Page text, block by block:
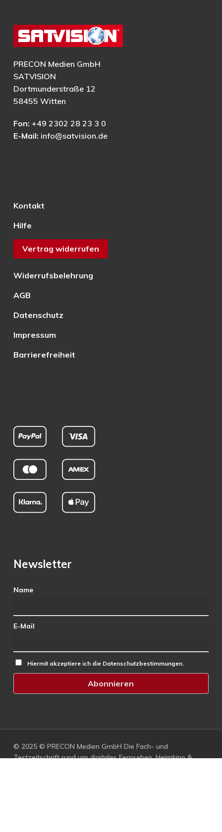
PRECON Medien GmbH
SATVISION
Dortmunderstraße 12
58455 Witten
Fon: +49 2302 28 23 3 0
E-Mail: info@satvision.de
Kontakt
Hilfe
Vertrag widerrufen
Widerrufsbelehrung
AGB
Datenschutz
Impressum
Barrierefreiheit
Newsletter
Name
E-Mail
Hiermit akzeptiere ich die Datenschutzbestimmungen.
© 2025 © PRECON Medien GmbH Die Fach- und
Testzeitschrift rund um digitales Fernsehen, Heimkino &